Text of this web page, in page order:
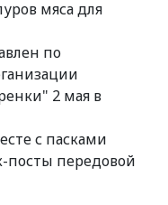
мяса для
по
2 мая в
с пасками
посты передовой